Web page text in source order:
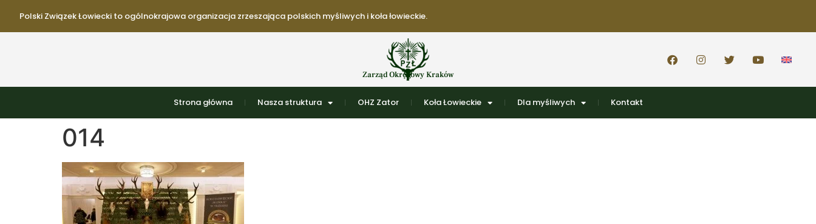
Polski Związek Łowiecki to ogólnokrajowa organizacja zrzeszająca polskich myśliwych i koła łowieckie.
Zarząd Okręgowy Kraków
Strona główna Nasza struktura OHZ Zator Koła Łowieckie Dla myśliwych Kontakt
014